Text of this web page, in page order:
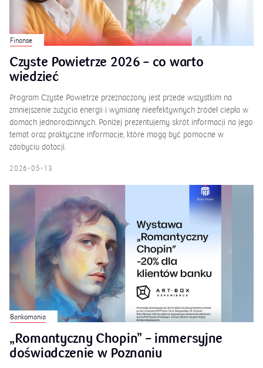
Finanse
Czyste Powietrze 2026 – co warto
wiedzieć
Program Czyste Powietrze przeznaczony jest przede wszystkim na
zmniejszenie zużycia energii i wymianę nieefektywnych źródeł ciepła w
domach jednorodzinnych. Poniżej prezentujemy skrót informacji na jego
temat oraz praktyczne informacje, które mogą być pomocne w
zdobyciu dotacji.
2026-05-13
Bankomania
„Romantyczny Chopin” – immersyjne
doświadczenie w Poznaniu